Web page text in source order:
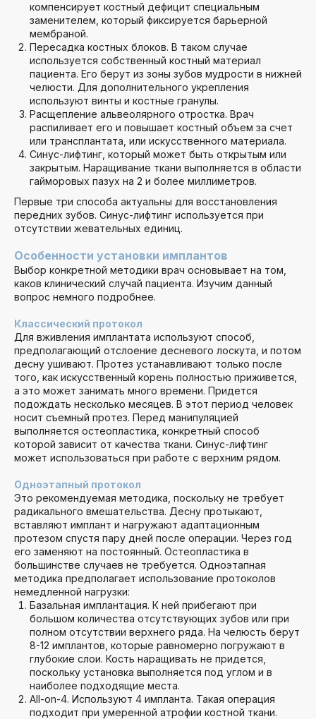
компенсирует костный дефицит специальным
заменителем, который фиксируется барьерной
мембраной.
Пересадка костных блоков. В таком случае
используется собственный костный материал
пациента. Его берут из зоны зубов мудрости в нижней
челюсти. Для дополнительного укрепления
используют винты и костные гранулы.
Расщепление альвеолярного отростка. Врач
распиливает его и повышает костный объем за счет
или трансплантата, или искусственного материала.
Синус-лифтинг, который может быть открытым или
закрытым. Наращивание ткани выполняется в области
гайморовых пазух на 2 и более миллиметров.
Первые три способа актуальны для восстановления
передних зубов. Синус-лифтинг используется при
отсутствии жевательных единиц.
Особенности установки имплантов
Выбор конкретной методики врач основывает на том,
каков клинический случай пациента. Изучим данный
вопрос немного подробнее.
Классический протокол
Для вживления имплантата используют способ,
предполагающий отслоение десневого лоскута, и потом
десну ушивают. Протез устанавливают только после
того, как искусственный корень полностью приживется,
а это может занимать много времени. Придется
подождать несколько месяцев. В этот период человек
носит съемный протез. Перед манипуляцией
выполняется остеопластика, конкретный способ
которой зависит от качества ткани. Синус-лифтинг
может использоваться при работе с верхним рядом.
Одноэтапный протокол
Это рекомендуемая методика, поскольку не требует
радикального вмешательства. Десну протыкают,
вставляют имплант и нагружают адаптационным
протезом спустя пару дней после операции. Через год
его заменяют на постоянный. Остеопластика в
большинстве случаев не требуется. Одноэтапная
методика предполагает использование протоколов
немедленной нагрузки:
Базальная имплантация. К ней прибегают при
большом количества отсутствующих зубов или при
полном отсутствии верхнего ряда. На челюсть берут
8-12 имплантов, которые равномерно погружают в
глубокие слои. Кость наращивать не придется,
поскольку установка выполняется под углом и в
наиболее подходящие места.
All-on-4. Используют 4 импланта. Такая операция
подходит при умеренной атрофии костной ткани.
Для записи на приём оставьте свои
контактные данные. Мы свяжемся
с вами через несколько минут!
+7
Даю согласие на обработкуперсональных
данных
ОСТАВИТЬ ЗАЯВКУ